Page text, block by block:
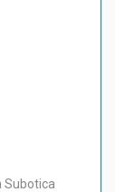
Subotica